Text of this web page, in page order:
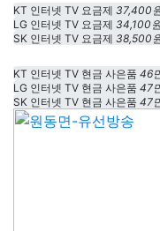
KT 인터넷 TV 요금제 37,400
LG 인터넷 TV 요금제 34,100
SK 인터넷 TV 요금제 38,500
KT 인터넷 TV 현금 사은품 46
LG 인터넷 TV 현금 사은품 47
SK 인터넷 TV 현금 사은품 47